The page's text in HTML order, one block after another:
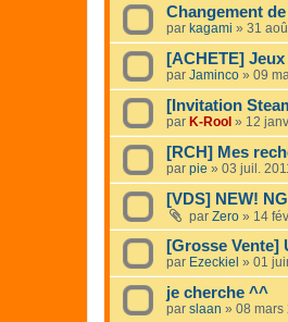
Changement
par kagami » 31
[ACHETE]
par Jaminco » 09
[Invitation
par K-Rool » 12
[RCH] Mes
par pie » 03 juil.
[VDS] NEW!
par Zero » 14
[Grosse Vente]
par Ezeckiel » 01
je cherche ^^
par slaan » 08 mars